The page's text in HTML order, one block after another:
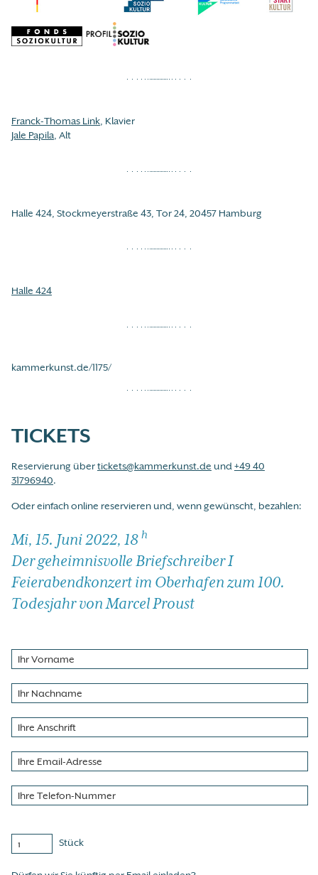
Franck-Thomas Link, Klavier
Jale Papila, Alt
Halle 424, Stockmeyerstraße 43, Tor 24, 20457 Hamburg
Halle 424
kammerkunst.de/1175/
TICKETS
Reservierung übertickets@kammerkunst.de und+49 40
31796940.
Oder einfach online reservieren und, wenn gewünscht, bezahlen:
Mi, 15. Juni 2022, 18 h
Der geheimnisvolle Briefschreiber I
Feierabendkonzert im Oberhafen zum 100.
Todesjahr von Marcel Proust
Stück